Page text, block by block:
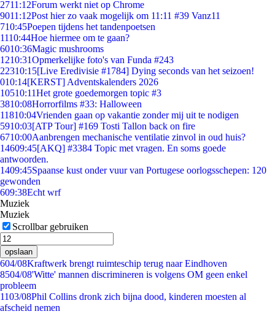
2711:12Forum werkt niet op Chrome
9011:12Post hier zo vaak mogelijk om 11:11 #39 Vanz11
710:45Poepen tijdens het tandenpoetsen
1110:44Hoe hiermee om te gaan?
6010:36Magic mushrooms
1210:31Opmerkelijke foto's van Funda #243
22310:15[Live Eredivisie #1784] Dying seconds van het seizoen!
010:14[KERST] Adventskalenders 2026
10510:11Het grote goedemorgen topic #3
3810:08Horrorfilms #33: Halloween
11810:04Vrienden gaan op vakantie zonder mij uit te nodigen
5910:03[ATP Tour] #169 Tosti Tallon back on fire
6710:00Aanbrengen mechanische ventilatie zinvol in oud huis?
14609:45[AKQ] #3384 Topic met vragen. En soms goede
antwoorden.
1409:45Spaanse kust onder vuur van Portugese oorlogsschepen: 120
gewonden
609:38Echt wrf
Muziek
Muziek
Scrollbar gebruiken
opslaan
604/08Kraftwerk brengt ruimteschip terug naar Eindhoven
8504/08'Witte' mannen discrimineren is volgens OM geen enkel
probleem
1103/08Phil Collins dronk zich bijna dood, kinderen moesten al
afscheid nemen